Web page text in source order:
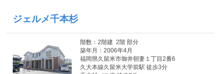
ジェルメ千本杉
階数：2階建 2階 部分
築年月：2006年4月
福岡県久留米市御井朝妻１丁目2番6
久大本線久留米大学前駅 徒歩3分